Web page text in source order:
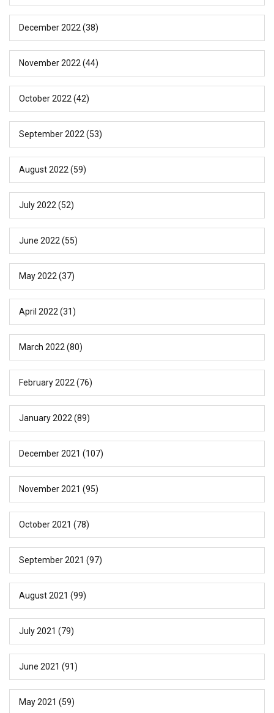
December 2022 (38)
November 2022 (44)
October 2022 (42)
September 2022 (53)
August 2022 (59)
July 2022 (52)
June 2022 (55)
May 2022 (37)
April 2022 (31)
March 2022 (80)
February 2022 (76)
January 2022 (89)
December 2021 (107)
November 2021 (95)
October 2021 (78)
September 2021 (97)
August 2021 (99)
July 2021 (79)
June 2021 (91)
May 2021 (59)